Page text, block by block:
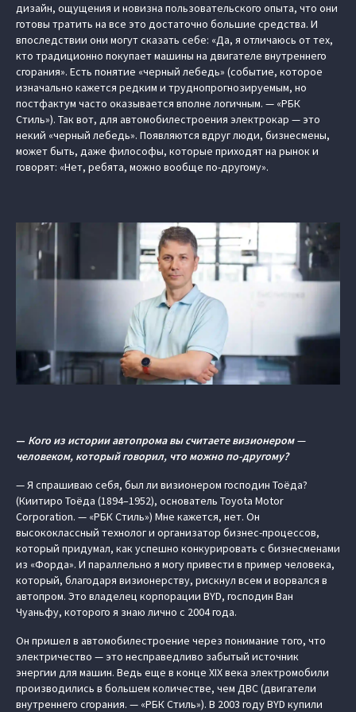
дизайн, ощущения и новизна пользовательского опыта, что они
готовы тратить на все это достаточно большие средства. И
впоследствии они могут сказать себе: «Да, я отличаюсь от тех,
кто традиционно покупает машины на двигателе внутреннего
сгорания». Есть понятие «черный лебедь» (событие, которое
изначально кажется редким и труднопрогнозируемым, но
постфактум часто оказывается вполне логичным. — «РБК
Стиль»). Так вот, для автомобилестроения электрокар — это
некий «черный лебедь». Появляются вдруг люди, бизнесмены,
может быть, даже философы, которые приходят на рынок и
говорят: «Нет, ребята, можно вообще по-другому».
— Кого из истории автопрома вы считаете визионером —
человеком, который говорил, что можно по-другому?
— Я спрашиваю себя, был ли визионером господин Тоёда?
(Киитиро Тоёда (1894–1952), основатель Toyota Motor
Corporation. — «РБК Стиль») Мне кажется, нет. Он
высококлассный технолог и организатор бизнес-процессов,
который придумал, как успешно конкурировать с бизнесменами
из «Форда». И параллельно я могу привести в пример человека,
который, благодаря визионерству, рискнул всем и ворвался в
автопром. Это владелец корпорации BYD, господин Ван
Чуаньфу, которого я знаю лично с 2004 года.
Он пришел в автомобилестроение через понимание того, что
электричество — это несправедливо забытый источник
энергии для машин. Ведь еще в конце XIX века электромобили
производились в большем количестве, чем ДВС (двигатели
внутреннего сгорания. — «РБК Стиль»). В 2003 году BYD купили